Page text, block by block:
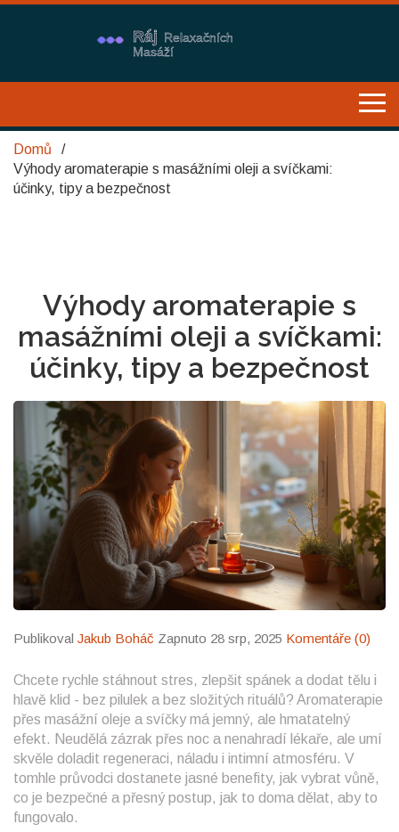
Domů
Výhody aromaterapie s masážními oleji a svíčkami:
účinky, tipy a bezpečnost
Výhody aromaterapie s
masážními oleji a svíčkami:
účinky, tipy a bezpečnost
Publikoval Jakub Boháč Zapnuto 28 srp, 2025 Komentáře (0)
Chcete rychle stáhnout stres, zlepšit spánek a dodat tělu i
hlavě klid - bez pilulek a bez složitých rituálů? Aromaterapie
přes masážní oleje a svíčky má jemný, ale hmatatelný
efekt. Neudělá zázrak přes noc a nenahradí lékaře, ale umí
skvěle doladit regeneraci, náladu i intimní atmosféru. V
tomhle průvodci dostanete jasné benefity, jak vybrat vůně,
co je bezpečné a přesný postup, jak to doma dělat, aby to
fungovalo.